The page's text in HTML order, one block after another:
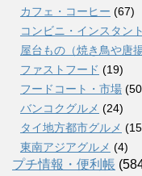
カフェ・コーヒー (67)
コンビニ・インスタン
屋台もの（焼き鳥や唐
ファストフード (19)
フードコート・市場
バンコクグルメ (24)
タイ地方都市グルメ
東南アジアグルメ (4)
プチ情報・便利帳